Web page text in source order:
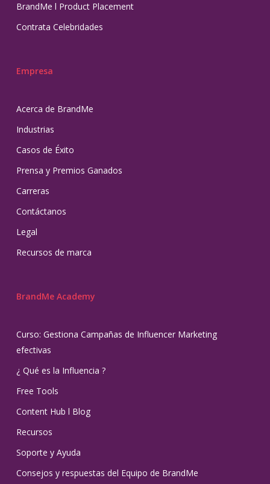
BrandMe l Product Placement
Contrata Celebridades
Empresa
Acerca de BrandMe
Industrias
Casos de Éxito
Prensa y Premios Ganados
Carreras
Contáctanos
Legal
Recursos de marca
BrandMe Academy
Curso: Gestiona Campañas de Influencer Marketing
efectivas
¿ Qué es la Influencia ?
Free Tools
Content Hub l Blog
Recursos
Soporte y Ayuda
Consejos y respuestas del Equipo de BrandMe